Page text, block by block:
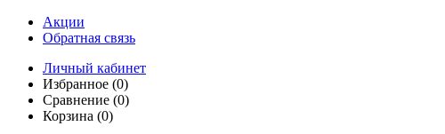
Акции
Обратная связь
Личный кабинет
Избранное (0)
Сравнение (0)
Корзина (0)